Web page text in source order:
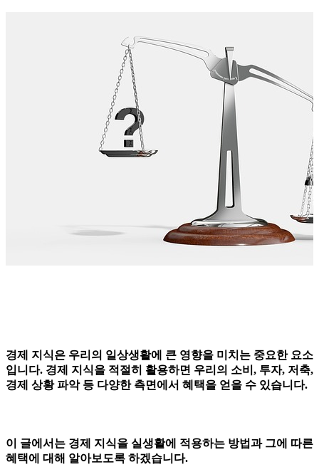
경제 지식은 우리의 일상생활에 큰 영향을 미치는 중요한 요소
입니다. 경제 지식을 적절히 활용하면 우리의 소비, 투자, 저축,
경제 상황 파악 등 다양한 측면에서 혜택을 얻을 수 있습니다.
이 글에서는 경제 지식을 실생활에 적용하는 방법과 그에 따른
혜택에 대해 알아보도록 하겠습니다.